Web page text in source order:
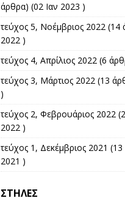
άρθρα) (02 Ιαν 2023 )
τεύχος 5, Νοέμβριος 2022(14
2022 )
τεύχος 4, Απρίλιος 2022(6
τεύχος 3, Μάρτιος 2022(13
)
τεύχος 2, Φεβρουάριος 2022
2022 )
τεύχος 1, Δεκέμβριος 2021
2021 )
ΣΤΉΛΕΣ